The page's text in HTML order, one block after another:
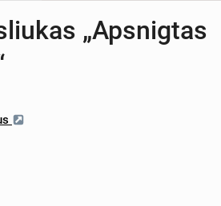
„Apsnigtas